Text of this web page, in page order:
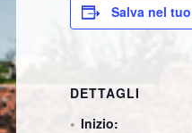
Salva nel
DETTAGLI
Inizio: